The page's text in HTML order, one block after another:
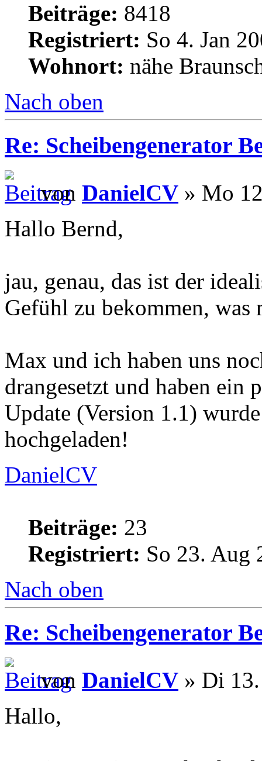
Beiträge: 8418
Registriert: So 4. Jan
Wohnort: nähe
Nach oben
Re: Scheibengenerator
von DanielCV » Mo
Hallo Bernd,
jau, genau, das ist der
Gefühl zu bekommen, was
Max und ich haben uns
drangesetzt und haben ein
Update (Version 1.1)
hochgeladen!
DanielCV
Beiträge: 23
Registriert: So 23. Aug
Nach oben
Re: Scheibengenerator
von DanielCV » Di
Hallo,